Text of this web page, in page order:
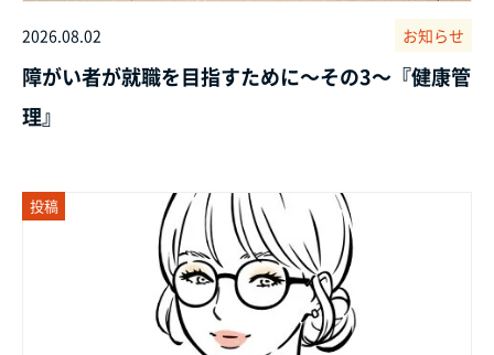
2026.08.02 お知らせ
障がい者が就職を目指すために～その3～『健康管
理』
投稿